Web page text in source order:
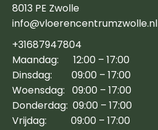
8013 PE Zwolle
info@vloerencentrumzwolle.nl
+31687947804
Maandag: 12:00 – 17:00
Dinsdag: 09:00 – 17:00
Woensdag: 09:00 – 17:00
Donderdag: 09:00 – 17:00
Vrijdag: 09:00 – 17:00